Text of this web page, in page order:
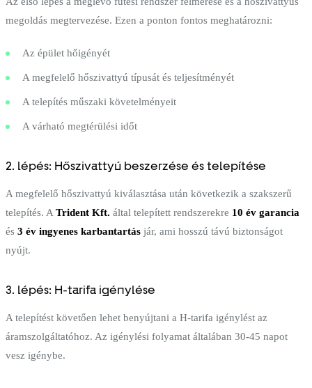
megoldás megtervezése. Ezen a ponton fontos meghatározni:
Az épület hőigényét
A megfelelő hőszivattyú típusát és teljesítményét
A telepítés műszaki követelményeit
A várható megtérülési időt
2. lépés: Hőszivattyú beszerzése és telepítése
A megfelelő hőszivattyú kiválasztása után következik a szakszerű
telepítés. A Trident Kft. által telepített rendszerekre 10 év garancia
és 3 év ingyenes karbantartás jár, ami hosszú távú biztonságot
nyújt.
3. lépés: H-tarifa igénylése
A telepítést követően lehet benyújtani a H-tarifa igénylést az
áramszolgáltatóhoz. Az igénylési folyamat általában 30-45 napot
vesz igénybe.